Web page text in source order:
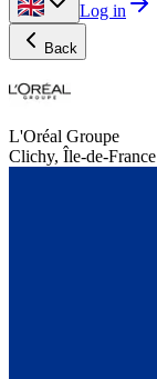
Log in
Back
L'Oréal Groupe
Clichy, Île-de-France